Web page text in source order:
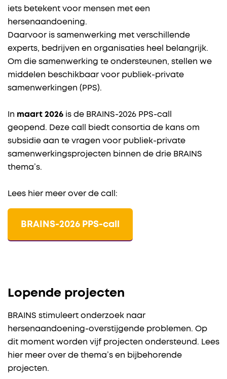
iets betekent voor mensen met een
hersenaandoening.
Daarvoor is samenwerking met verschillende
experts, bedrijven en organisaties heel belangrijk.
Om die samenwerking te ondersteunen, stellen we
middelen beschikbaar voor publiek-private
samenwerkingen (PPS).
In maart 2026 is de BRAINS-2026 PPS-call
geopend. Deze call biedt consortia de kans om
subsidie aan te vragen voor publiek-private
samenwerkingsprojecten binnen de drie BRAINS
thema’s.
Lees hier meer over de call:
BRAINS-2026 PPS-call
Lopende projecten
BRAINS stimuleert onderzoek naar
hersenaandoening-overstijgende problemen. Op
dit moment worden vijf projecten ondersteund. Lees
hier meer over de thema’s en bijbehorende
projecten.